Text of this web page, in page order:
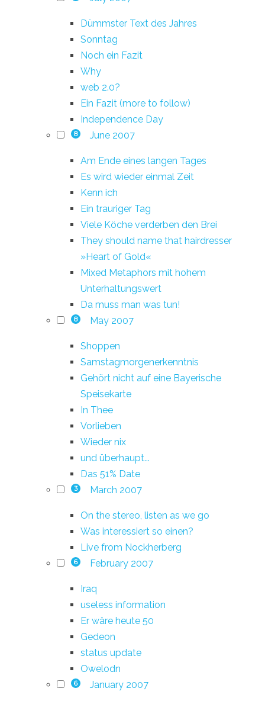
Dümmster Text des Jahres
Sonntag
Noch ein Fazit
Why
web 2.0?
Ein Fazit (more to follow)
Independence Day
8 June 2007
Am Ende eines langen Tages
Es wird wieder einmal Zeit
Kenn ich
Ein trauriger Tag
Viele Köche verderben den Brei
They should name that hairdresser
»Heart of Gold«
Mixed Metaphors mit hohem
Unterhaltungswert
Da muss man was tun!
8 May 2007
Shoppen
Samstagmorgenerkenntnis
Gehört nicht auf eine Bayerische
Speisekarte
In Thee
Vorlieben
Wieder nix
und überhaupt...
Das 51% Date
3 March 2007
On the stereo, listen as we go
Was interessiert so einen?
Live from Nockherberg
6 February 2007
Iraq
useless information
Er wäre heute 50
Gedeon
status update
Owelodn
6 January 2007